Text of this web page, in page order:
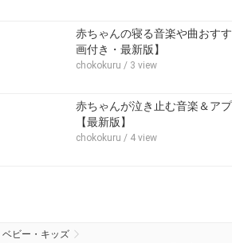
赤ちゃんの寝る音楽や曲おす
画付き・最新版】
chokokuru / 3 view
赤ちゃんが泣き止む音楽＆ア
【最新版】
chokokuru / 4 view
ベビー・キッズ